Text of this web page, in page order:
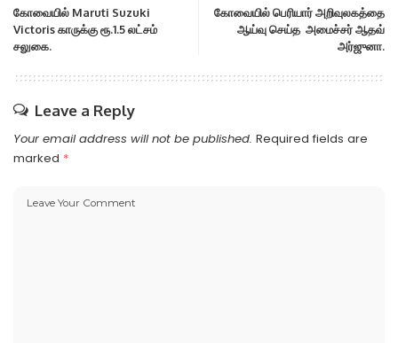
கோவையில் Maruti Suzuki
Victoris காருக்கு ரூ.1.5 லட்சம்
சலுகை.
கோவையில் பெரியார் அறிவுலகத்தை
ஆய்வு செய்த அமைச்சர் ஆதவ்
அர்ஜுனா.
Leave a Reply
Your email address will not be published. Required fields are
marked *